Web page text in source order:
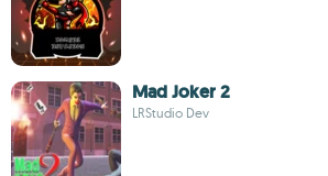
Mad Joker 2
LRStudio Dev